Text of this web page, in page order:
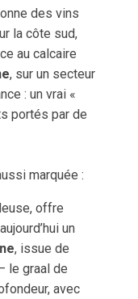
des vins
la côte sud,
au calcaire
, sur un secteur
: un vrai «
portés par de
marquée :
offre
un
, issue de
le graal de
avec